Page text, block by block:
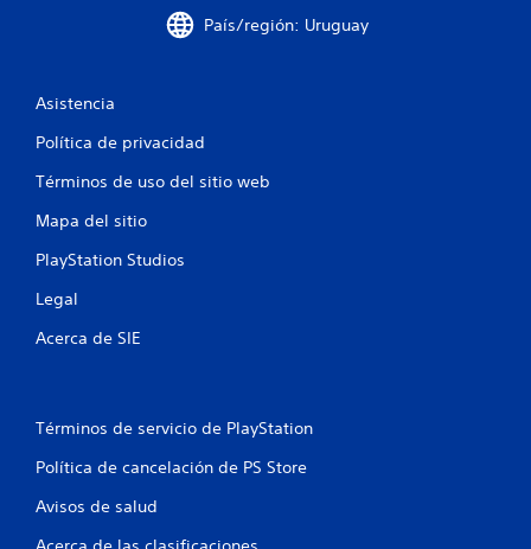
País/región: Uruguay
Asistencia
Política de privacidad
Términos de uso del sitio web
Mapa del sitio
PlayStation Studios
Legal
Acerca de SIE
Términos de servicio de PlayStation
Política de cancelación de PS Store
Avisos de salud